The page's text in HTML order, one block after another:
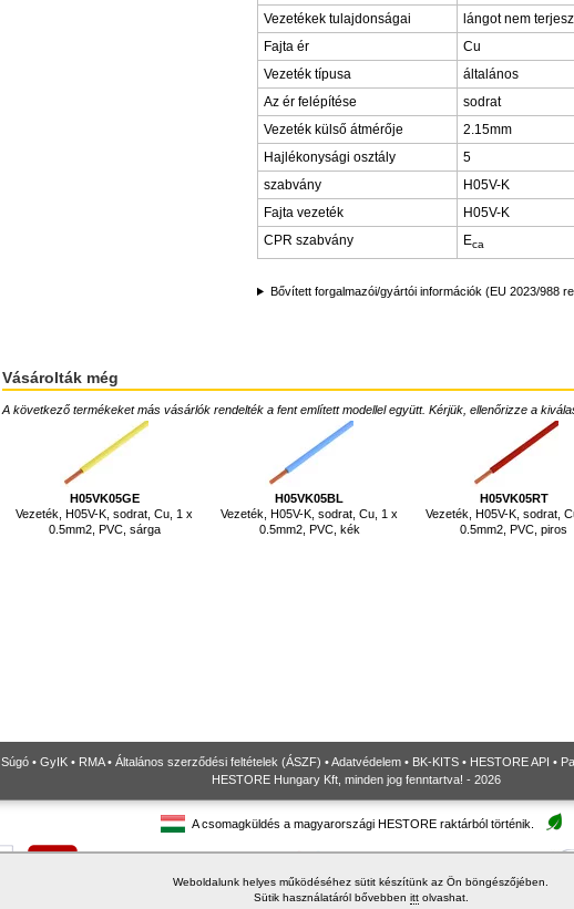
Vezetékek tulajdonságai
lángot nem
Fajta ér
Cu
Vezeték típusa
általános
Az ér felépítése
sodrat
Vezeték külső átmérője
2.15mm
Hajlékonysági osztály
5
szabvány
H05V-K
Fajta vezeték
H05V-K
CPR szabvány
Eca
Bővített forgalmazói/gyártói információk (EU 2023/988
Vásárolták még
A következő termékeket más vásárlók rendelték a fent említett modellel együtt. Kérjük, ellenőrizze a
H05VK05GE
Vezeték, H05V-K, sodrat, Cu, 1 x
0.5mm2, PVC, sárga
H05VK05BL
Vezeték, H05V-K, sodrat, Cu, 1 x
0.5mm2, PVC, kék
H05VK05RT
Vezeték, H05V-K, sodrat,
0.5mm2, PVC, piros
Súgó • GyIK • RMA• Általános szerződési feltételek (ÁSZF) •Adatvédelem • BK-KITS • HESTORE API •
HESTORE Hungary Kft, minden jog fenntartva! - 2026
Weboldalunk helyes működéséhez sütit készítünk az Ön böngészőjében.
Sütik használatáról bővebben ittolvashat.
A csomagküldés a magyarországi HESTORE raktárból történik.